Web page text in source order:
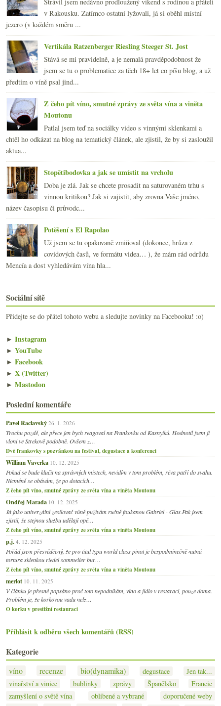
v Rakousku. Zatímco ostatní lyžovali, já si oběhl místní
jezero (v každém směru ...
Vertikála Ratzenberger Riesling Steeger St. Jost
Stává se mi pravidelně, a je nemalá pravděpodobnost že
jsem se tu o problematice za těch 18+ let co píšu blog, a už
předtím o víně psal jind...
Z čeho pít víno, smutné zprávy ze světa vína a viněta
Moutonu
Patlal jsem teď na sociálky video s vinnými sklenkami a
chtěl ho odkázat na blog na tematický článek, ale zjistil, že by si zasloužil
aktua...
Stopětibodovka a jak se umístit na vrcholu
Doba je zlá. Jak se chcete prosadit na saturovaném trhu s
vinnou kritikou? Jak si zajistit, aby zrovna Vaše jméno,
název časopisu či průvodc...
Potěšení s El Rapolao
Už jsem se tu opakovaně zmiňoval (dokonce, hrůza z
covidových časů, ve formátu videa… ), že mám rád odrůdu
Mencía a dost vyhledávám vína hla...
Sociální sítě
Přidejte se do přátel tohoto webu a sledujte novinky na Facebooku! :o)
► Instagram
► YouTube
► Facebook
► X (Twitter)
► Mastodon
Poslední komentáře
Pavel Raclavský 26. 1. 2026
Trochu pozdě, ale přece jen bych reagoval na Frankovku od Kasnyiků. Hodnotil jsem ji
vloni ve Strekově podobně. Ovšem z…
Dvě frankovky s pozvánkou na festival, degustace a konferenci
William Vaverka 10. 12. 2025
Pokud se bude klučit na správných místech, nevidím v tom problém, réva patří do svahu.
Nicméně se obávám, že po dotacích…
Z čeho pít víno, smutné zprávy ze světa vína a viněta Moutonu
Ondřej Marada 10. 12. 2025
Já jako univerzální zesilovač vůně pužívám ručně foukanou Gabriel - Glas.Pak jsem
zjistil, že stejnou službu udělají opě…
Z čeho pít víno, smutné zprávy ze světa vína a viněta Moutonu
p.j. 4. 12. 2025
Pořád jsem přesvědčený, že pro titul typu world class pinot je bezpodmínečně nutná
tortura sklenkou riedel sommelier bur…
Z čeho pít víno, smutné zprávy ze světa vína a viněta Moutonu
merlot 10. 11. 2025
V článku je přesně popsáno proč toto nepodnikám, víno a jídlo v restaraci, pouze doma.
Problém je, že korkovou vadu nelz…
O korku v prestižní restauraci
Přihlásit k odběru všech komentářů (RSS)
Kategorie
víno recenze bio(dynamika) degustace
Jen tak...
vinařství a vinice
bublinky zprávy Španělsko
Francie
zamyšlení o světě vína
oblíbené a vybrané
doporučené weby